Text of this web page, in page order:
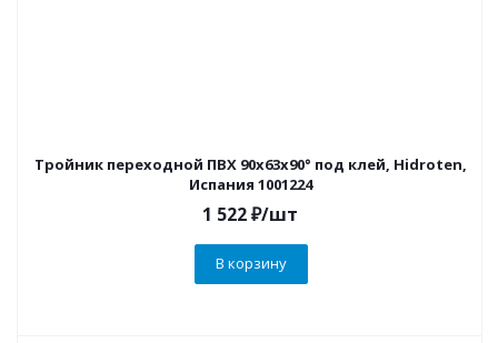
Тройник переходной ПВХ 90х63х90° под клей, Hidroten,
Испания 1001224
1 522₽/шт
В корзину